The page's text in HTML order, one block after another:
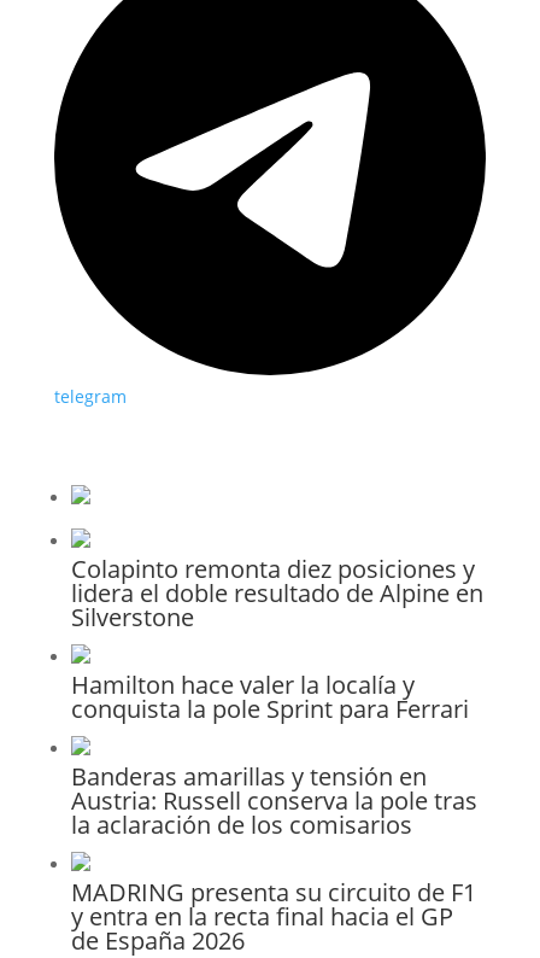
telegram
Colapinto remonta diez posiciones y
lidera el doble resultado de Alpine en
Silverstone
Hamilton hace valer la localía y
conquista la pole Sprint para Ferrari
Banderas amarillas y tensión en
Austria: Russell conserva la pole tras
la aclaración de los comisarios
MADRING presenta su circuito de F1
y entra en la recta final hacia el GP
de España 2026